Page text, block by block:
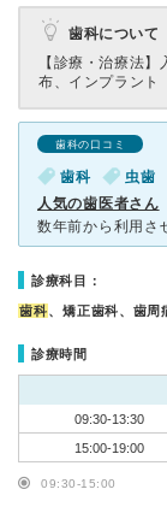
歯科について
【診療・治療法】
布、インプラント
歯科の口コミ
歯科 虫歯
人気の歯医者さん
診療科目：
歯科、矯正歯科、歯周
診療時間
09:30-13:30
15:00-19:00
09:30-15:00